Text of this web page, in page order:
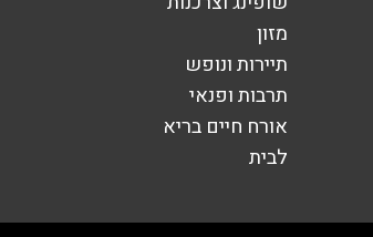
מזון
תיירות ונופש
תרבות ופנאי
אורח חיים בריא
לבית